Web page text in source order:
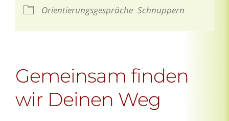
Orientierungsgespräche Schnuppern
Gemeinsam finden
wir Deinen Weg